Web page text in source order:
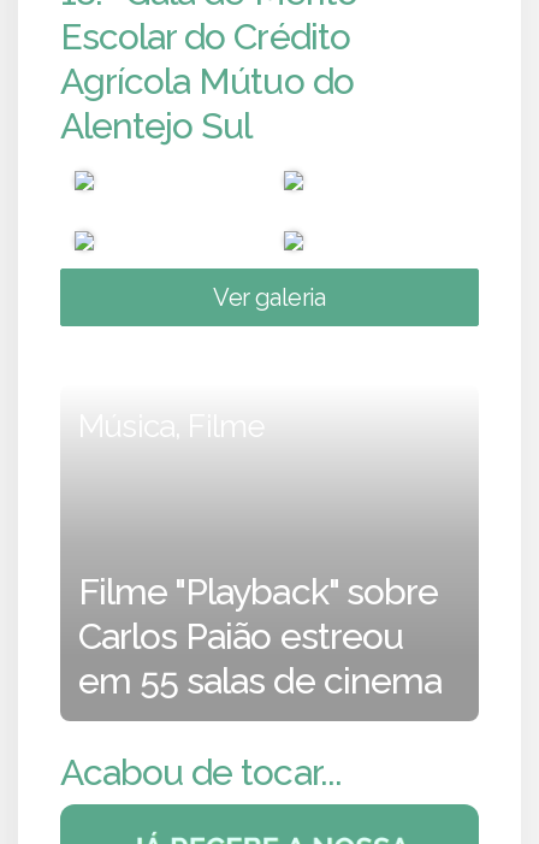
Escolar do Crédito
Agrícola Mútuo do
Alentejo Sul
Ver galeria
Música, Filme
Filme "Playback" sobre
Carlos Paião estreou
em 55 salas de cinema
Acabou de tocar...